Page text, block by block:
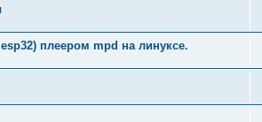
плеером mpd на линуксе.